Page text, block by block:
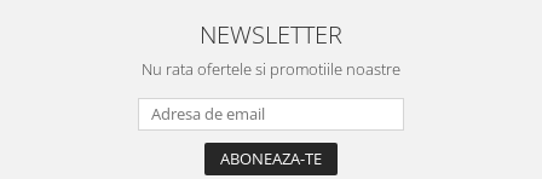
NEWSLETTER
Nu rata ofertele si promotiile noastre